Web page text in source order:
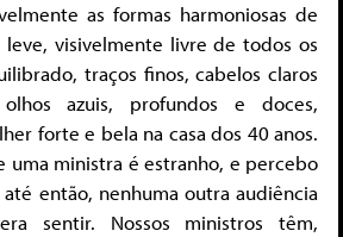
as formas harmoniosas de
visivelmente livre de todos os
traços finos, cabelos claros
azuis, profundos e doces,
forte e bela na casa dos 40 anos.
uma ministra é estranho, e percebo
até então, nenhuma outra audiência
sentir. Nossos ministros têm,